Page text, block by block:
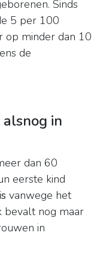
Sinds
5 per 100
op minder dan 10
de
in
dan 60
eerste kind
vanwege het
bevalt nog maar
in